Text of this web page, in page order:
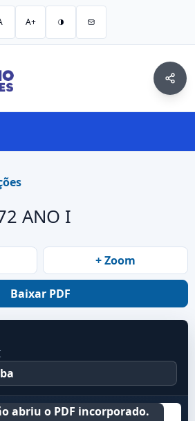
A+
ANO I
+ Zoom
Baixar PDF
abriu o PDF incorporado.